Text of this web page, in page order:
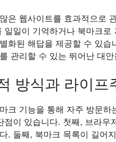
은 웹사이트를 효과적으로
일이 기억하거나 북마크로
화된 해답을 제공할 수 있습
관리할 수 있는 뛰어난 대
방식과 라이프
크 기능을 통해 자주 방문하
이 있습니다. 첫째, 브라우
. 둘째, 북마크 목록이 길어